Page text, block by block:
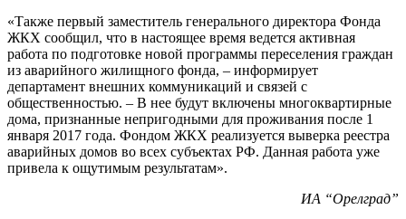
«Также первый заместитель генерального директора Фонда
ЖКХ сообщил, что в настоящее время ведется активная
работа по подготовке новой программы переселения граждан
из аварийного жилищного фонда, – информирует
департамент внешних коммуникаций и связей с
общественностью. – В нее будут включены многоквартирные
дома, признанные непригодными для проживания после 1
января 2017 года. Фондом ЖКХ реализуется выверка реестра
аварийных домов во всех субъектах РФ. Данная работа уже
привела к ощутимым результатам».
ИА “Орелград”